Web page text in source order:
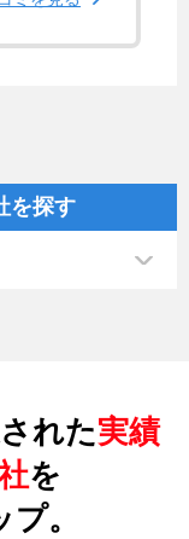
を探す
れた実績
を
。